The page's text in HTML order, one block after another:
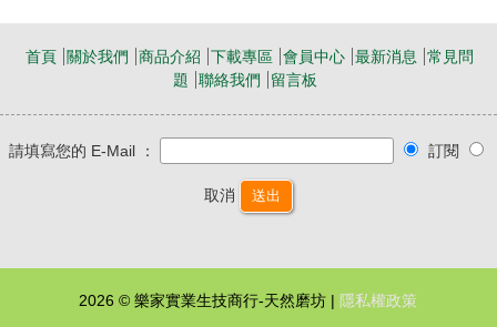
首頁 關於我們 商品介紹 下載專區 會員中心 最新消息
常見問
題
聯絡我們 留言板
請填寫您的 E-Mail ： 訂閱
取消 送出
2026 © 樂家實業生技商行-天然磨坊 | 隱私權政策